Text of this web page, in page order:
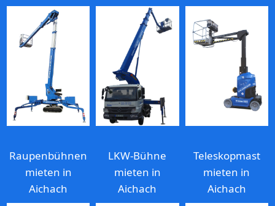
Raupenbühnen
mieten in
Aichach
LKW-Bühne
mieten in
Aichach
Teleskopmast
mieten in
Aichach